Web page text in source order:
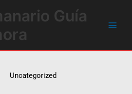
Guía
Uncategorized